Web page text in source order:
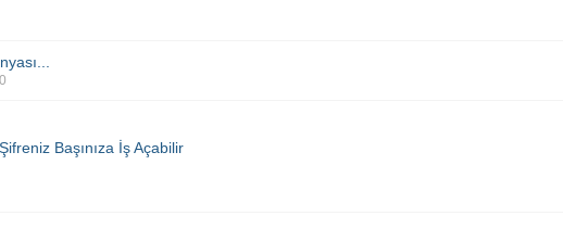
Başınıza İş Açabilir